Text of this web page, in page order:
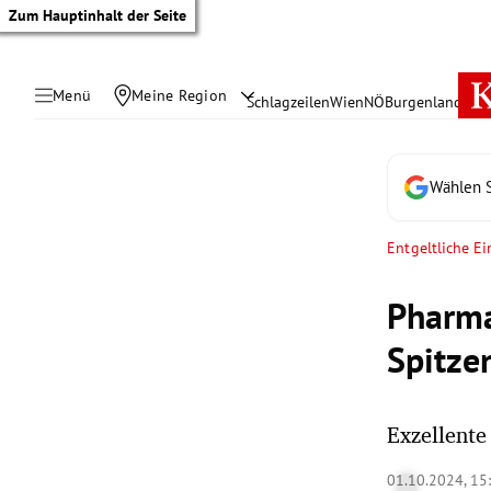
Zum Hauptinhalt der Seite
Menü Meine Region SchlagzeilenWienNÖBurgenland
Wählen
Entgeltliche
01.10.2024,